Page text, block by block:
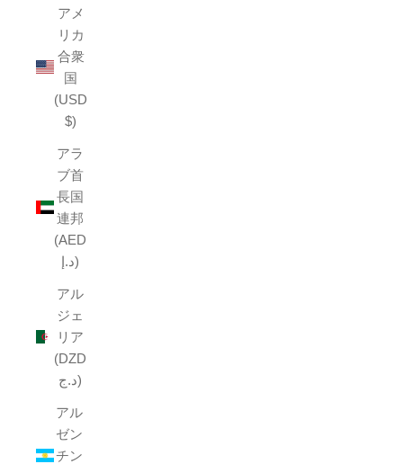
アメ
リカ
合衆
国
(USD
$)
アラ
ブ首
長国
連邦
(AED
د.إ)
アル
ジェ
リア
(DZD
د.ج)
アル
ゼン
チン